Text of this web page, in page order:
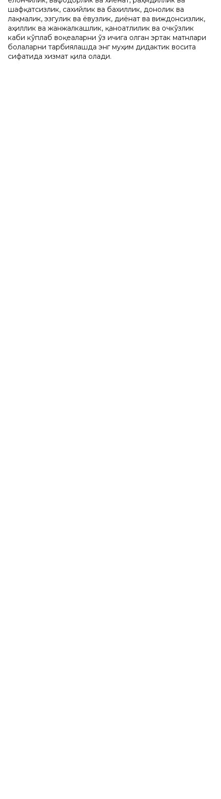
шафқатсизлик, сахийлик ва бахиллик, донолик ва
лақмалик, эзгулик ва ёвузлик, диёнат ва виждонсизлик,
аҳиллик ва жанжалкашлик, қаноатлилик ва очкўзлик
каби кўплаб воқеаларни ўз ичига олган эртак матнлари
болаларни тарбиялашда энг муҳим дидактик восита
сифатида хизмат қила олади.